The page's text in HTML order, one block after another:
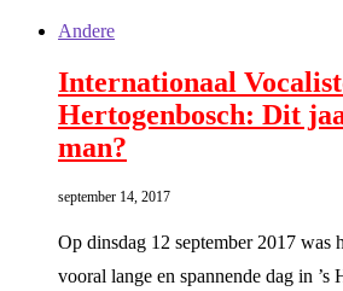
Andere
Internationaal
Hertogenbosch: Dit
man?
september 14, 2017
Op dinsdag 12 september 2017 was
vooral lange en spannende dag in ’s